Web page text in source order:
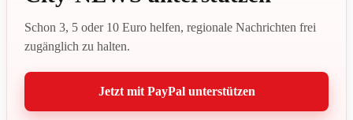
Schon 3, 5 oder 10 Euro helfen, regionale Nachrichten frei
zugänglich zu halten.
Jetzt mit PayPal unterstützen